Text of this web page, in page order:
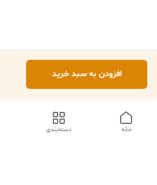
افزودن به سبد خرید
دسته‌بندی خانه